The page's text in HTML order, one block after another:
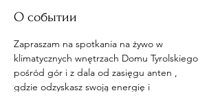
О событии
Zapraszam na spotkania na żywo w
klimatycznych wnętrzach Domu Tyrolskiego
pośród gór i z dala od zasięgu anten ,
gdzie odzyskasz swoją energię i